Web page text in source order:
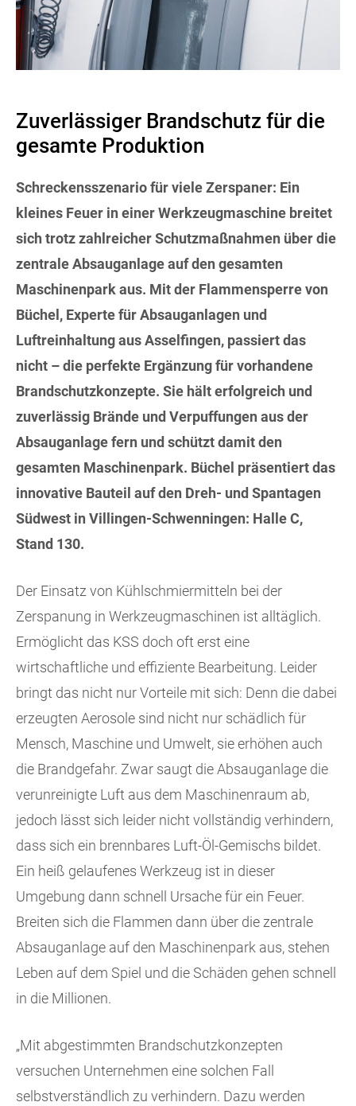
Zuverlässiger Brandschutz für die
gesamte Produktion
Schreckensszenario für viele Zerspaner: Ein
kleines Feuer in einer Werkzeugmaschine breitet
sich trotz zahlreicher Schutzmaßnahmen über die
zentrale Absauganlage auf den gesamten
Maschinenpark aus. Mit der Flammensperre von
Büchel, Experte für Absauganlagen und
Luftreinhaltung aus Asselfingen, passiert das
nicht – die perfekte Ergänzung für vorhandene
Brandschutzkonzepte. Sie hält erfolgreich und
zuverlässig Brände und Verpuffungen aus der
Absauganlage fern und schützt damit den
gesamten Maschinenpark. Büchel präsentiert das
innovative Bauteil auf den Dreh- und Spantagen
Südwest in Villingen-Schwenningen: Halle C,
Stand 130.
Der Einsatz von Kühlschmiermitteln bei der
Zerspanung in Werkzeugmaschinen ist alltäglich.
Ermöglicht das KSS doch oft erst eine
wirtschaftliche und effiziente Bearbeitung. Leider
bringt das nicht nur Vorteile mit sich: Denn die dabei
erzeugten Aerosole sind nicht nur schädlich für
Mensch, Maschine und Umwelt, sie erhöhen auch
die Brandgefahr. Zwar saugt die Absauganlage die
verunreinigte Luft aus dem Maschinenraum ab,
jedoch lässt sich leider nicht vollständig verhindern,
dass sich ein brennbares Luft-Öl-Gemischs bildet.
Ein heiß gelaufenes Werkzeug ist in dieser
Umgebung dann schnell Ursache für ein Feuer.
Breiten sich die Flammen dann über die zentrale
Absauganlage auf den Maschinenpark aus, stehen
Leben auf dem Spiel und die Schäden gehen schnell
in die Millionen.
„Mit abgestimmten Brandschutzkonzepten
versuchen Unternehmen eine solchen Fall
selbstverständlich zu verhindern. Dazu werden